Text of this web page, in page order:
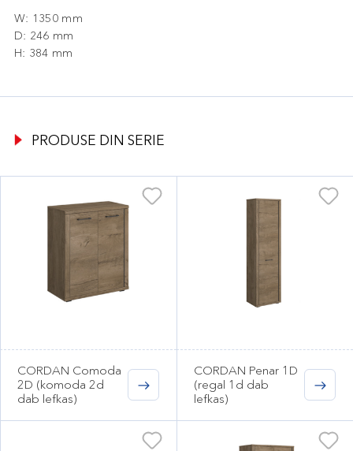
W: 1350 mm
D: 246 mm
H: 384 mm
PRODUSE DIN SERIE
CORDAN Comoda
2D (komoda 2d
dab lefkas)
CORDAN Penar 1D
(regal 1d dab
lefkas)